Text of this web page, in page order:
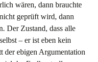
wären, dann brauchte
geprüft wird, dann
Der Zustand, dass alle
– er ist eben kein
der ebigen Argumentation